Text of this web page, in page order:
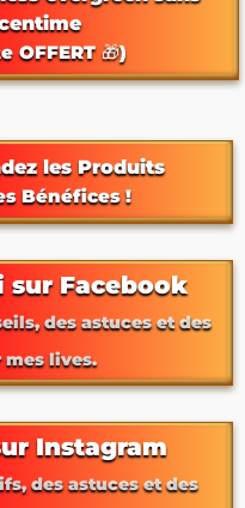
OFFERT 🎁)
les Produits
Bénéfices !
sur Facebook
des astuces et des
mes lives.
Instagram
des astuces et des